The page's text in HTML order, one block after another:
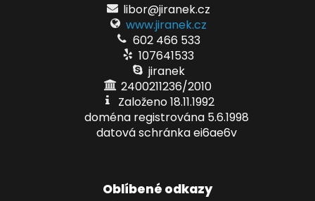
libor@jiranek.cz
www.jiranek.cz
602 466 533
107641533
jiranek
2400211236/2010
Založeno 18.11.1992
doména registrována 5.6.1998
datová schránka ei6ae6v
Oblíbené odkazy